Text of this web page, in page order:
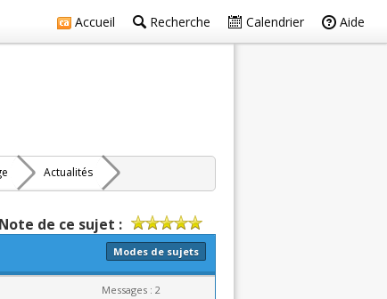
Accueil Recherche Calendrier Aide
Actualités
Note de ce sujet :
Modes de sujets
Messages : 2